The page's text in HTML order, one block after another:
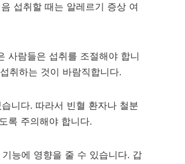
섭취할 때는 알레르기 증상 여
사람들은 섭취를 조절해야 합니
취하는 것이 바람직합니다.
니다. 따라서 빈혈 환자나 철분
록 주의해야 합니다.
능에 영향을 줄 수 있습니다. 갑